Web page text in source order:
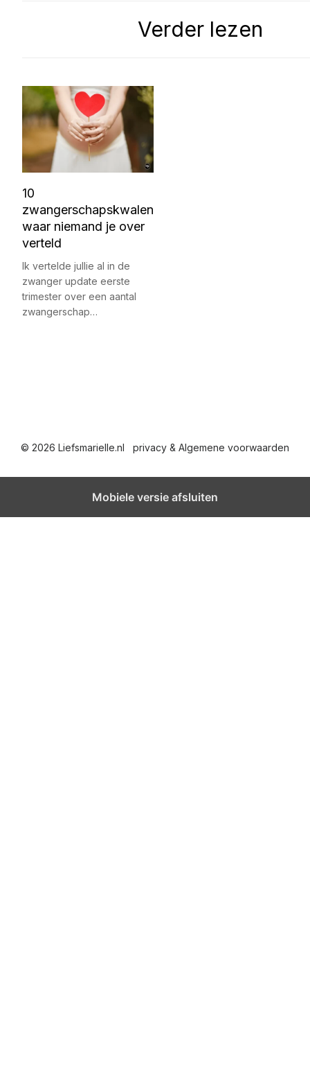
Verder lezen
10
zwangerschapskwalen
waar niemand je over
verteld
Ik vertelde jullie al in de
zwanger update eerste
trimester over een aantal
zwangerschap…
© 2026 Liefsmarielle.nl privacy & Algemene voorwaarden
Mobiele versie afsluiten